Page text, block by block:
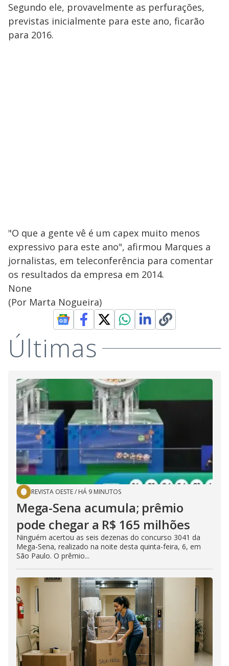
Segundo ele, provavelmente as perfurações,
previstas inicialmente para este ano, ficarão
para 2016.
"O que a gente vê é um capex muito menos
expressivo para este ano", afirmou Marques a
jornalistas, em teleconferência para comentar
os resultados da empresa em 2014.
None
(Por Marta Nogueira)
Últimas
REVISTA OESTE/ HÁ 9 MINUTOS
Mega-Sena acumula; prêmio
pode chegar a R$ 165 milhões
Ninguém acertou as seis dezenas do concurso 3041 da
Mega-Sena, realizado na noite desta quinta-feira, 6, em
São Paulo. O prêmio...